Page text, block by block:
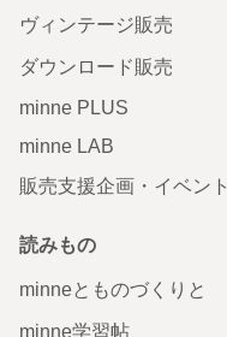
ヴィンテージ販売
ダウンロード販売
minne PLUS
minne LAB
販売支援企画・イベント
読みもの
minneとものづくりと
minne学習帖